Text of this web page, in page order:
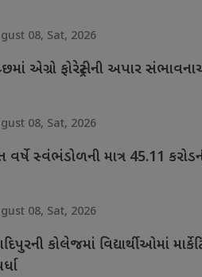
08, Sat, 2026
એગ્રો ફોરેસ્ટ્રીની અપાર
08, Sat, 2026
વર્ષે સ્વંભંડોળની માત્ર 45.11
08, Sat, 2026
કોલેજમાં વિદ્યાર્થીઓમાં